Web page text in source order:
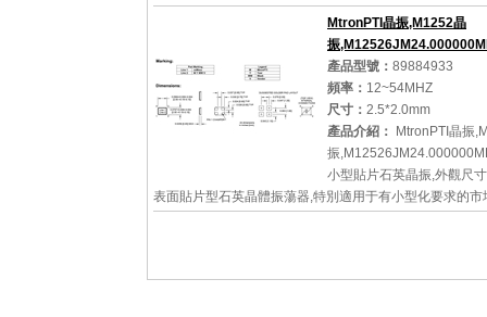
移動通信領域.比如智能手機,無線通信,衛星導航,平臺基站
詳細參數 查看大圖
MtronPTI晶振,M1252晶
振
產品型號： 89884933
頻率： 12~54MHZ
尺寸： 2.5*2.0mm
產品介紹：
MtronPTI晶振
振
小型貼片石英晶振,外觀尺
表面貼片型石英晶體振蕩器,特別適用于有小型化要求的市